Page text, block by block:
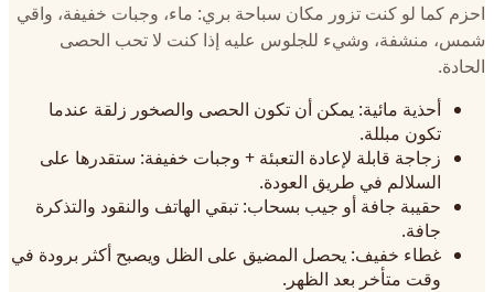
احزم كما لو كنت تزور مكان سباحة بري: ماء، وجبات خفيفة، واقي
شمس، منشفة، وشيء للجلوس عليه إذا كنت لا تحب الحصى
الحادة.
أحذية مائية: يمكن أن تكون الحصى والصخور زلقة عندما
تكون مبللة.
زجاجة قابلة لإعادة التعبئة + وجبات خفيفة: ستقدرها على
السلالم في طريق العودة.
حقيبة جافة أو جيب بسحاب: تبقي الهاتف والنقود والتذكرة
جافة.
غطاء خفيف: يحصل المضيق على الظل ويصبح أكثر برودة في
وقت متأخر بعد الظهر.